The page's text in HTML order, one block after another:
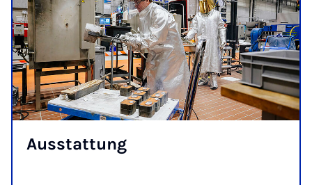
Ausstat­tung